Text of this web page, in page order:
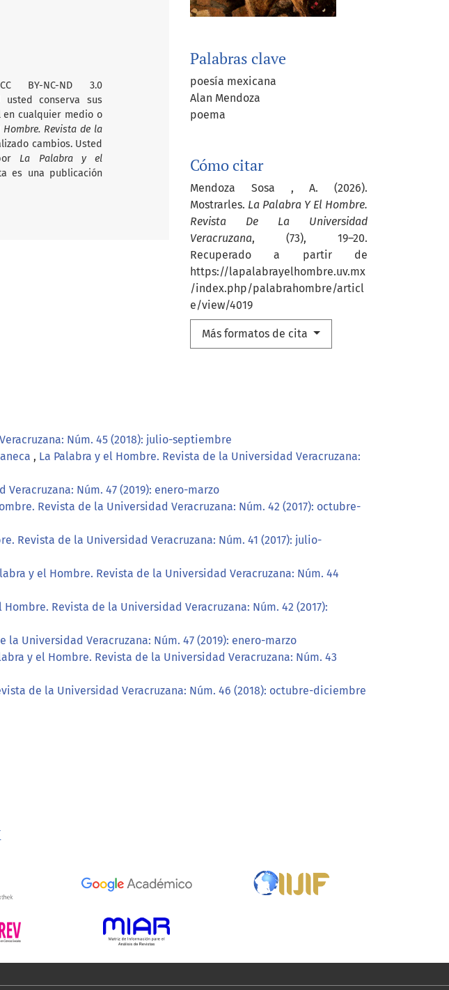
Palabras clave
poesía mexicana
Alan Mendoza
poema
Cómo citar
Mendoza Sosa , A. (2026).
Mostrarles. La Palabra Y El Hombre.
Revista De La Universidad
Veracruzana, (73), 19–20.
Recuperado a partir de
https://lapalabrayelhombre.uv.mx
/index.php/palabrahombre/articl
e/view/4019
Más formatos de cita
NC-ND 3.0
conserva sus
cualquier medio o
Revista de la
cambios. Usted
La Palabra y el
es una publicación
Núm. 45 (2018): julio-septiembre
, La Palabra y el Hombre. Revista de la Universidad Veracruzana:
Núm. 47 (2019): enero-marzo
Revista de la Universidad Veracruzana: Núm. 42 (2017): octubre-
Revista de la Universidad Veracruzana: Núm. 41 (2017): julio-
y el Hombre. Revista de la Universidad Veracruzana: Núm. 44
Hombre. Revista de la Universidad Veracruzana: Núm. 42 (2017):
la Universidad Veracruzana: Núm. 47 (2019): enero-marzo
y el Hombre. Revista de la Universidad Veracruzana: Núm. 43
de la Universidad Veracruzana: Núm. 46 (2018): octubre-diciembre